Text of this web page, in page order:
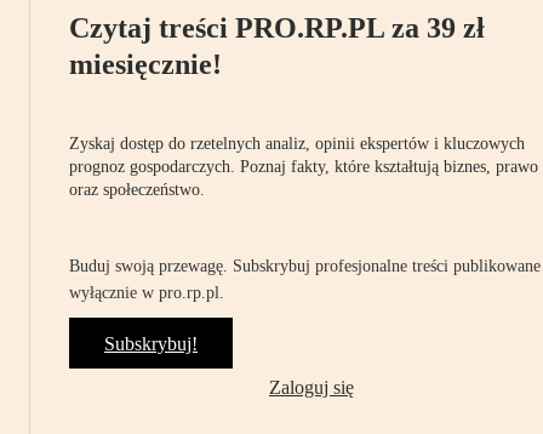
Czytaj treści PRO.RP.PL za 39 zł
miesięcznie!
Zyskaj dostęp do rzetelnych analiz, opinii ekspertów i kluczowych
prognoz gospodarczych. Poznaj fakty, które kształtują biznes, prawo
oraz społeczeństwo.
Buduj swoją przewagę. Subskrybuj profesjonalne treści publikowane
wyłącznie w pro.rp.pl.
Subskrybuj!
Zaloguj się